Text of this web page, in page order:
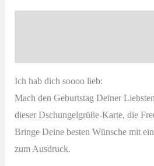
Ich hab dich soooo lieb:
Mach den Geburtstag Deiner
dieser Dschungelgrüße-Karte, die
Bringe Deine besten Wünsche mit
zum Ausdruck.